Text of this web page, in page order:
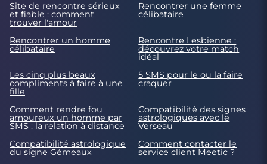
Site de rencontre sérieux
et fiable : comment
trouver l'amour
Rencontrer une femme
célibataire
Rencontrer un homme
célibataire
Rencontre Lesbienne :
découvrez votre match
idéal
Les cinq plus beaux
compliments à faire à une
fille
5 SMS pour le ou la faire
craquer
Comment rendre fou
amoureux un homme par
SMS : la relation à distance
Compatibilité des signes
astrologiques avec le
Verseau
Compatibilité astrologique
du signe Gémeaux
Comment contacter le
service client Meetic ?